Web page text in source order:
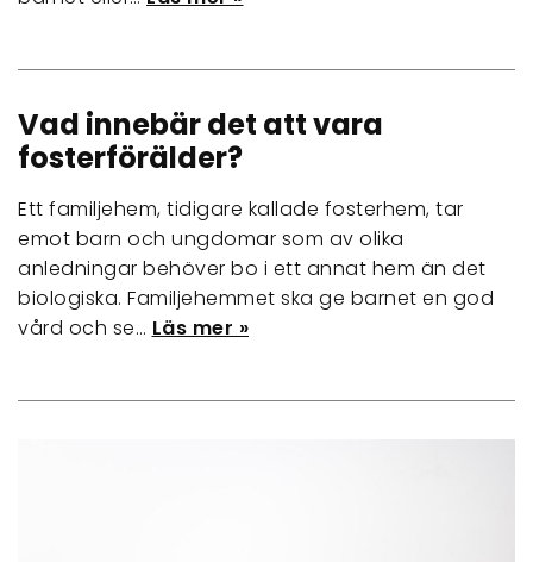
Vad innebär det att vara
fosterförälder?
Ett familjehem, tidigare kallade fosterhem, tar
emot barn och ungdomar som av olika
anledningar behöver bo i ett annat hem än det
biologiska. Familjehemmet ska ge barnet en god
vård och se… Läs mer »